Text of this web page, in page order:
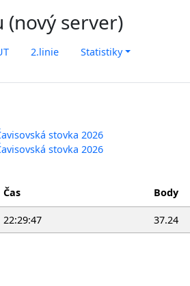
(nový server)
2.linie Statistiky
stovka 2026
stovka 2026
Čas Body
22:29:47 37.24